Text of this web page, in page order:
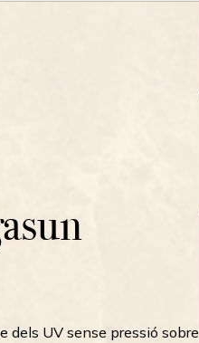
dels UV sense pressió sobre